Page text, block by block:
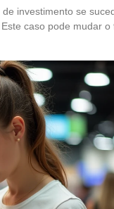
investimento se
caso pode mudar o